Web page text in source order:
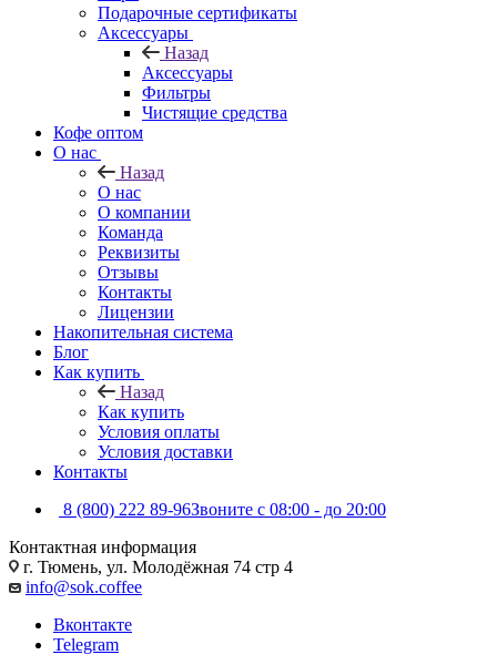
Подарочные сертификаты
Аксессуары
Назад
Аксессуары
Фильтры
Чистящие средства
Кофе оптом
О нас
Назад
О нас
О компании
Команда
Реквизиты
Отзывы
Контакты
Лицензии
Накопительная система
Блог
Как купить
Назад
Как купить
Условия оплаты
Условия доставки
Контакты
8 (800) 222 89-96Звоните с 08:00 - до 20:00
Контактная информация
г. Тюмень, ул. Молодёжная 74 стр 4
info@sok.coffee
Вконтакте
Telegram